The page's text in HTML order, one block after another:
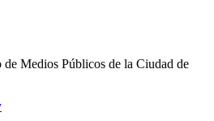
Medios Públicos de la Ciudad de